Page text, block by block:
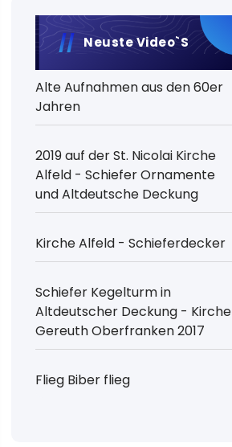
Neuste Video`s
Alte Aufnahmen aus den 60er
Jahren
2019 auf der St. Nicolai Kirche
Alfeld - Schiefer Ornamente
und Altdeutsche Deckung
Kirche Alfeld - Schieferdecker
Schiefer Kegelturm in
Altdeutscher Deckung - Kirche
Gereuth Oberfranken 2017
Flieg Biber flieg